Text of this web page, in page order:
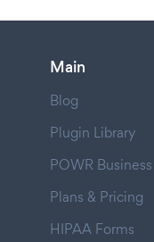
Main
Blog
Plugin Library
POWR Business
Plans & Pricing
HIPAA Forms